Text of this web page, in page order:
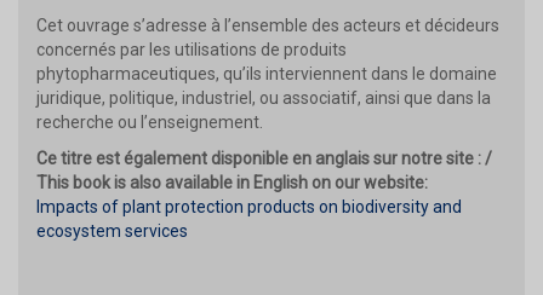
Cet ouvrage s’adresse à l’ensemble des acteurs et décideurs
concernés par les utilisations de produits
phytopharmaceutiques, qu’ils interviennent dans le domaine
juridique, politique, industriel, ou associatif, ainsi que dans la
recherche ou l’enseignement.
Ce titre est également disponible en anglais sur notre site : /
This book is also available in English on our website:
Impacts of plant protection products on biodiversity and
ecosystem services